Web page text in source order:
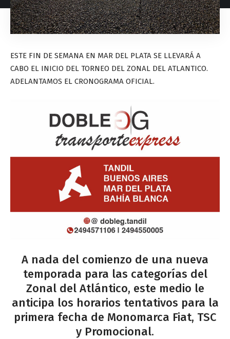
ESTE FIN DE SEMANA EN MAR DEL PLATA SE LLEVARÁ A
CABO EL INICIO DEL TORNEO DEL ZONAL DEL ATLANTICO.
ADELANTAMOS EL CRONOGRAMA OFICIAL.
A nada del comienzo de una nueva
temporada para las categorías del
Zonal del Atlántico, este medio le
anticipa los horarios tentativos para la
primera fecha de Monomarca Fiat, TSC
y Promocional.